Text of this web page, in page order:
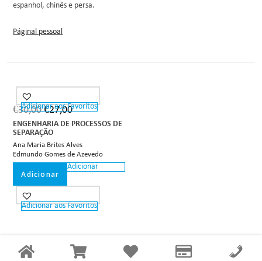
espanhol, chinês e persa.
Páginal pessoal
Adicionar aos Favoritos
€30,00 €27,00
ENGENHARIA DE PROCESSOS DE
SEPARAÇÃO
Ana Maria Brites Alves
Edmundo Gomes de Azevedo
Adicionar
Adicionar
Adicionar aos Favoritos